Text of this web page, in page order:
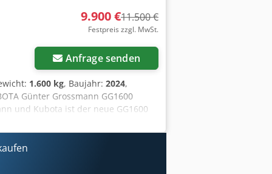
9.900 €11.500 €
Festpreis zzgl. MwSt.
Anfrage senden
1.600 kg, Baujahr: 2024,
Günter Grossmann GG1600
und Kubota ist der neue GG1600
GG1600, KUBOTA-
Qualität. Standard-Ausrüstung
werden. Das Modell GG1600
und Hydraulikunternehmen. Wir